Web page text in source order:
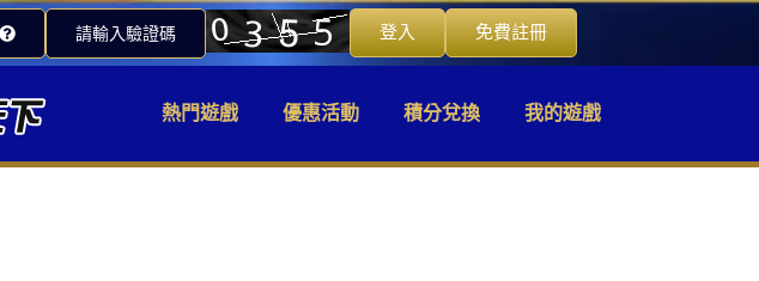
請輸入驗證碼 登入 免費註冊
熱門遊戲 優惠活動 積分兌換 我的遊戲